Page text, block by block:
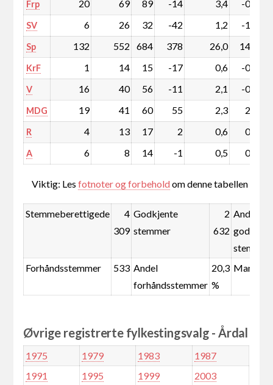
Frp 20 69 89 -14 3,4 -0,5
SV 6 26 32 -42 1,2 -1,6
Sp 132 552 684 378 26,0 14,5
KrF 1 14 15 -17 0,6 -0,6
V 16 40 56 -11 2,1 -0,4
MDG 19 41 60 55 2,3 2,1
R 4 13 17 2 0,6 0,1
A 6 8 14 -1 0,5 0,0
Viktig: Lesfotnoter og forbeholdom denne tabellen
Stemmeberettigede
4
309
Godkjente
stemmer
2
632
Andel
stemmer
Forhåndsstemmer
533 Andel
forhåndsstemmer
20,3
%
Øvrige registrerte fylkestingsvalg - Årdal
1975 1979 1983
1987
1991
1995 1999
2003